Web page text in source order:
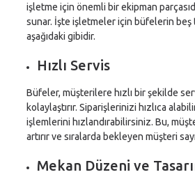
işletme için önemli bir ekipman
sunar. İşte işletmeler için büfelerin beş
aşağıdaki gibidir.
Hızlı Servis
Büfeler, müşterilere hızlı bir şekilde
kolaylaştırır. Siparişlerinizi hızlıca
işlemlerini hızlandırabilirsiniz. Bu,
artırır ve sıralarda bekleyen müşteri
Mekan Düzeni ve